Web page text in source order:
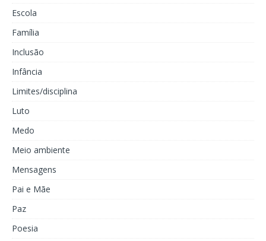
Escola
Família
Inclusão
Infância
Limites/disciplina
Luto
Medo
Meio ambiente
Mensagens
Pai e Mãe
Paz
Poesia